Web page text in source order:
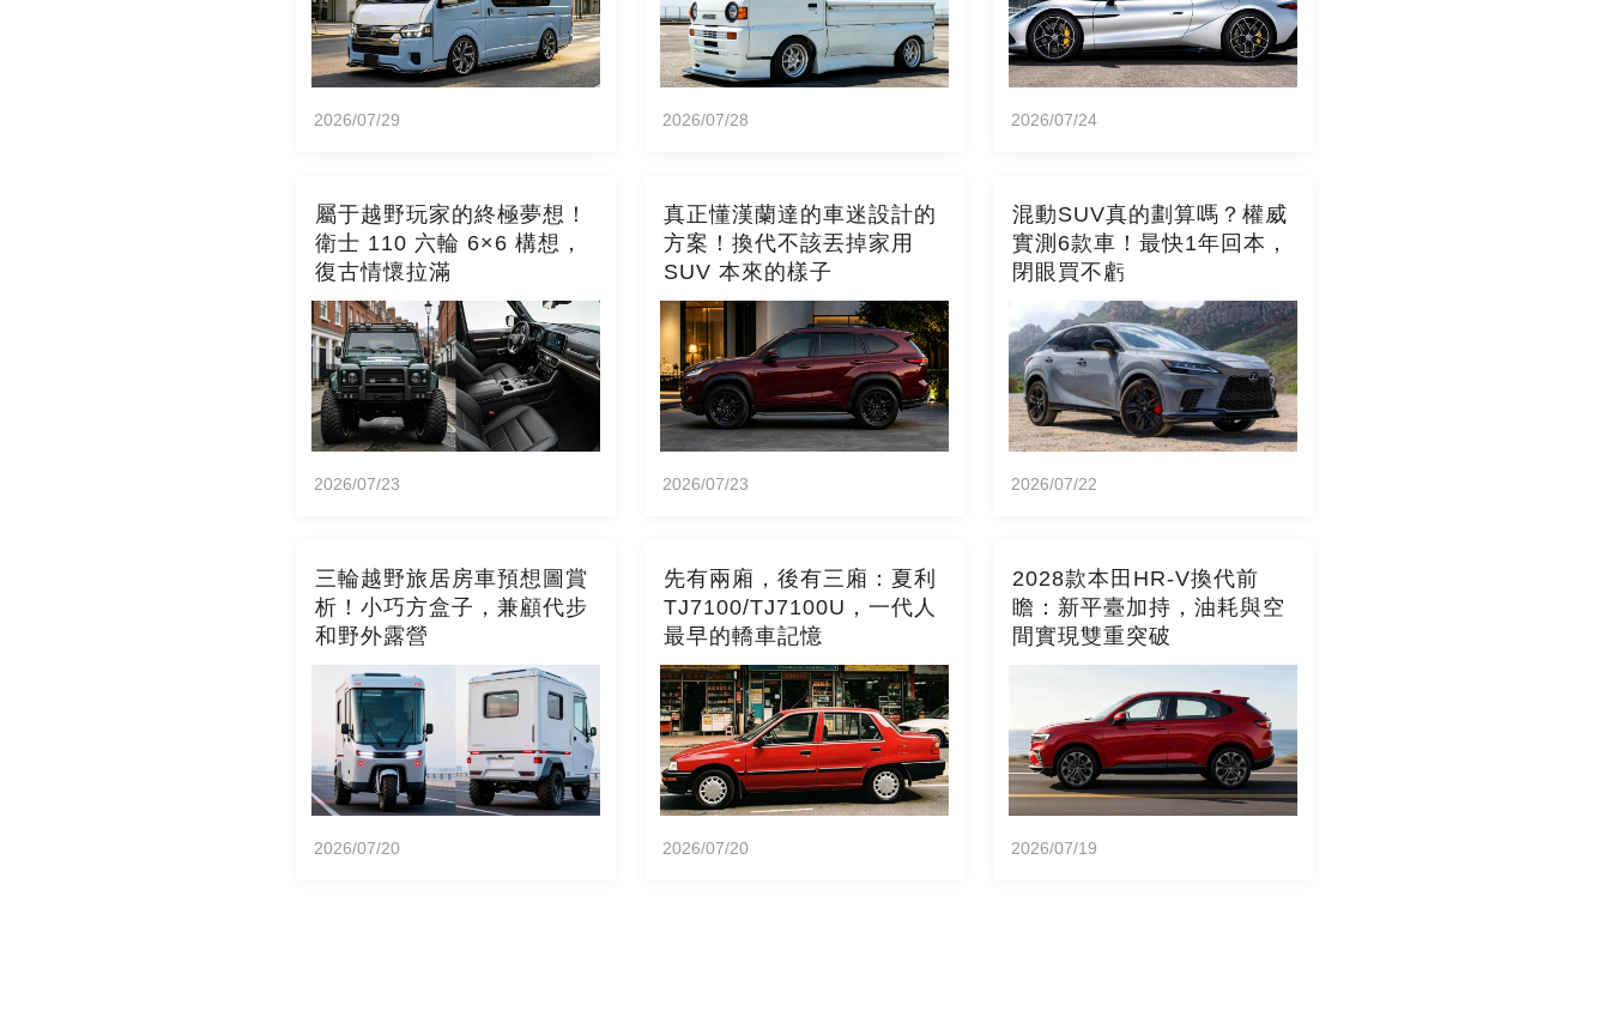
2026/07/29 2026/07/28 2026/07/24
屬于越野玩家的終極夢想！
衛士 110 六輪 6×6 構想，
復古情懷拉滿
2026/07/23
真正懂漢蘭達的車迷設計的
方案！換代不該丟掉家用
SUV 本來的樣子
2026/07/23
混動SUV真的劃算嗎？權威
實測6款車！最快1年回本，
閉眼買不虧
2026/07/22
三輪越野旅居房車預想圖賞
析！小巧方盒子，兼顧代步
和野外露營
2026/07/20
先有兩廂，後有三廂：夏利
TJ7100/TJ7100U，一代人
最早的轎車記憶
2026/07/20
2028款本田HR-V換代前
瞻：新平臺加持，油耗與空
間實現雙重突破
2026/07/19